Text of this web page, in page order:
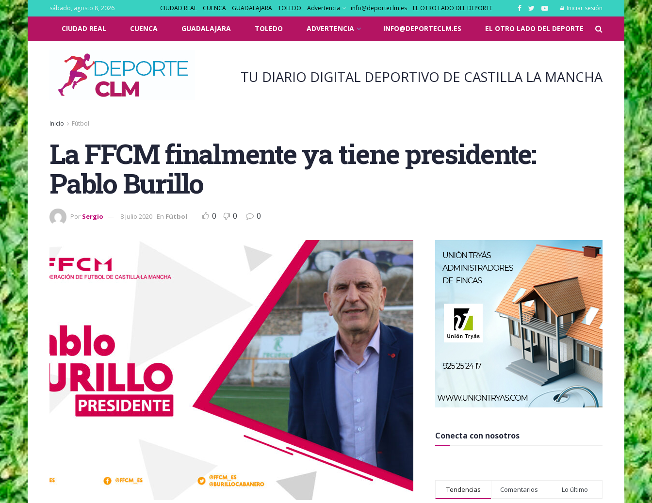
sábado, agosto 8, 2026 CIUDAD REAL CUENCA GUADALAJARA TOLEDO Advertencia info@deporteclm.es EL OTRO LADO DEL DEPORTE Iniciar sesión
CIUDAD REAL CUENCA GUADALAJARA TOLEDO ADVERTENCIA INFO@DEPORTECLM.ES EL OTRO LADO DEL DEPORTE
TU DIARIO DIGITAL DEPORTIVO DE CASTILLA LA MANCHA
Inicio Fútbol
La FFCM finalmente ya tiene presidente:
Pablo Burillo
Por Sergio 8 julio 2020 En Fútbol 0 0 0
Conecta con nosotros
Tendencias Comentarios Lo último